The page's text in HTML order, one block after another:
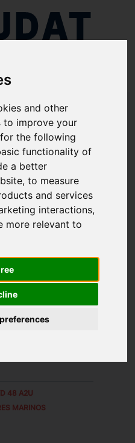
and other
to improve your
the following
functionality of
a better
,to measure
and services
interactions,
more relevant to
SKL NVD 48 A2U
832-03003
48 A2U
MARINOS